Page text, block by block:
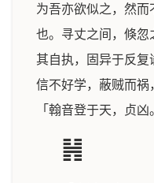
为吾亦欲似之，然
也。寻丈之间，倏忽
其自执，固异于反复
信不好学，蔽贼而祸
「翰音登于天，贞凶
䷽